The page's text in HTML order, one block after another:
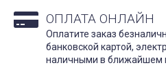
ОПЛАТА ОНЛАЙН
Оплатите заказ
банковской картой,
наличными в ближайшем